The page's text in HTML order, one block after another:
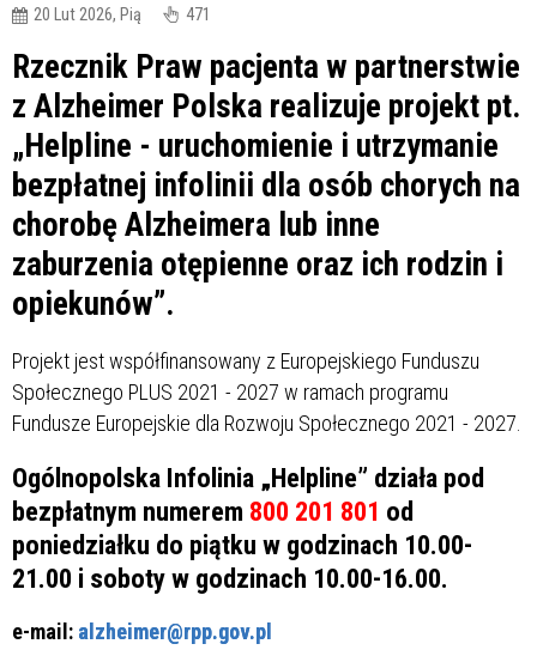
20 Lut 2026, Pią 471
Rzecznik Praw pacjenta w partnerstwie
z Alzheimer Polska realizuje projekt pt.
„Helpline - uruchomienie i utrzymanie
bezpłatnej infolinii dla osób chorych na
chorobę Alzheimera lub inne
zaburzenia otępienne oraz ich rodzin i
opiekunów”.
Projekt jest współfinansowany z Europejskiego Funduszu
Społecznego PLUS 2021 - 2027 w ramach programu
Fundusze Europejskie dla Rozwoju Społecznego 2021 - 2027.
Ogólnopolska Infolinia „Helpline” działa pod
bezpłatnym numerem 800 201 801 od
poniedziałku do piątku w godzinach 10.00-
21.00 i soboty w godzinach 10.00-16.00.
e-mail: alzheimer@rpp.gov.pl